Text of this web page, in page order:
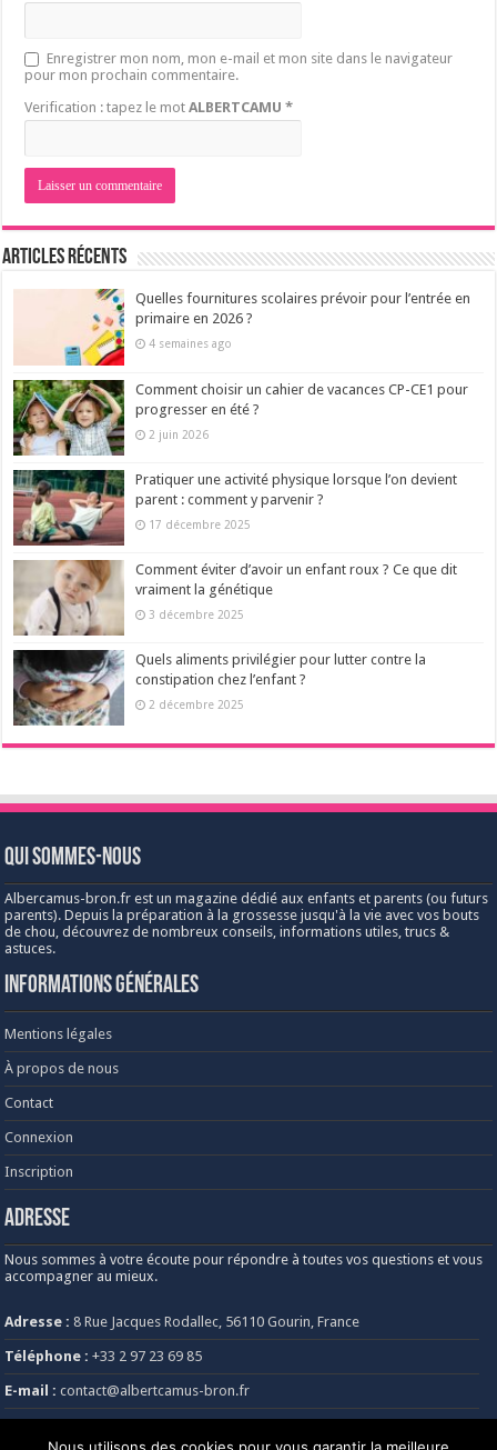
Enregistrer mon nom, mon e-mail et mon site dans le navigateur
pour mon prochain commentaire.
Verification : tapez le motALBERTCAMU *
Articles récents
Quelles fournitures scolaires prévoir pour l’entrée en
primaire en 2026 ?
4 semaines ago
Comment choisir un cahier de vacances CP-CE1 pour
progresser en été ?
2 juin 2026
Pratiquer une activité physique lorsque l’on devient
parent : comment y parvenir ?
17 décembre 2025
Comment éviter d’avoir un enfant roux ? Ce que dit
vraiment la génétique
3 décembre 2025
Quels aliments privilégier pour lutter contre la
constipation chez l’enfant ?
2 décembre 2025
Qui sommes-nous
Albercamus-bron.fr est un magazine dédié aux enfants et parents (ou futurs
parents). Depuis la préparation à la grossesse jusqu'à la vie avec vos bouts
de chou, découvrez de nombreux conseils, informations utiles, trucs &
astuces.
Informations générales
Mentions légales
À propos de nous
Contact
Connexion
Inscription
Adresse
Nous sommes à votre écoute pour répondre à toutes vos questions et vous
accompagner au mieux.
Adresse : 8 Rue Jacques Rodallec, 56110 Gourin, France
Téléphone : +33 2 97 23 69 85
E-mail : contact@albertcamus-bron.fr